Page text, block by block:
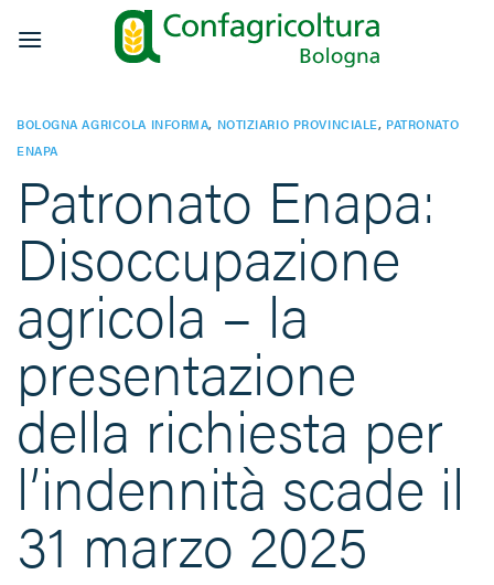
BOLOGNA AGRICOLA INFORMA, NOTIZIARIO PROVINCIALE, PATRONATO
ENAPA
Patronato Enapa:
Disoccupazione
agricola – la
presentazione
della richiesta per
l’indennità scade il
31 marzo 2025